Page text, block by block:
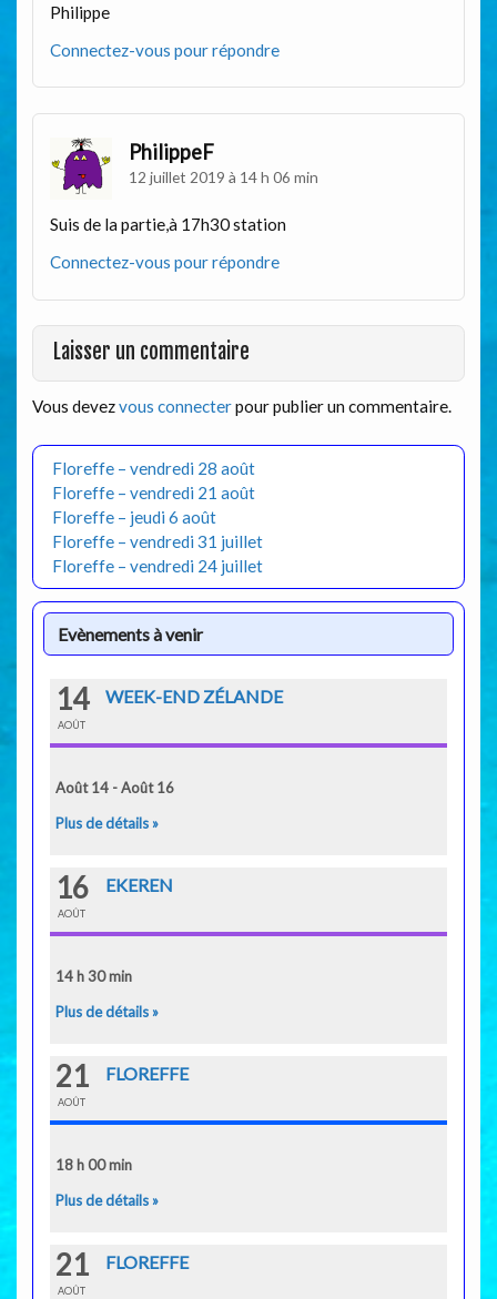
Philippe
Connectez-vous pour répondre
PhilippeF
12 juillet 2019 à 14 h 06 min
Suis de la partie,à 17h30 station
Connectez-vous pour répondre
Laisser un commentaire
Vous devezvous connecterpour publier un commentaire.
Floreffe – vendredi 28 août
Floreffe – vendredi 21 août
Floreffe – jeudi 6 août
Floreffe – vendredi 31 juillet
Floreffe – vendredi 24 juillet
Evènements à venir
14
AOÛT
WEEK-END ZÉLANDE
Août 14 - Août 16
Plus de détails »
16
AOÛT
EKEREN
14 h 30 min
Plus de détails »
21
AOÛT
FLOREFFE
18 h 00 min
Plus de détails »
21
AOÛT
FLOREFFE